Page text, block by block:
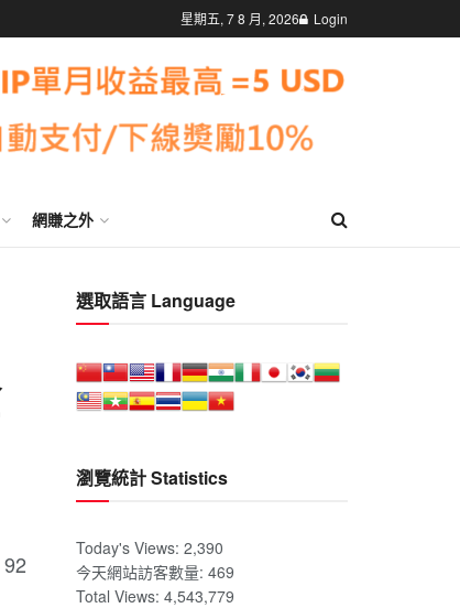
星期五, 7 8 月, 2026 Login
網賺之外
92
選取語言 Language
瀏覽統計 Statistics
Today's Views: 2,390
今天網站訪客數量: 469
Total Views: 4,543,779